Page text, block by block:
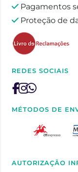
Pagamentos
Proteção de
REDES SOCIAIS
MÉTODOS DE
AUTORIZAÇÃO